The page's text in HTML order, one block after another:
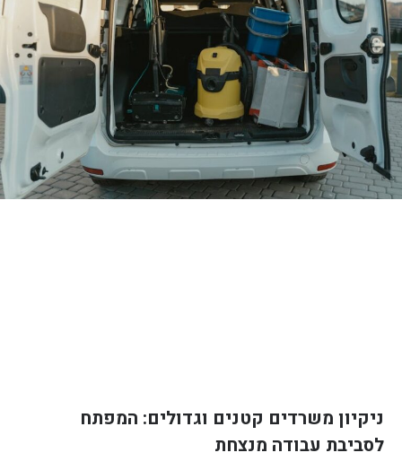
ניקיון משרדים קטנים וגדולים: המפתח
לסביבת עבודה מנצחת